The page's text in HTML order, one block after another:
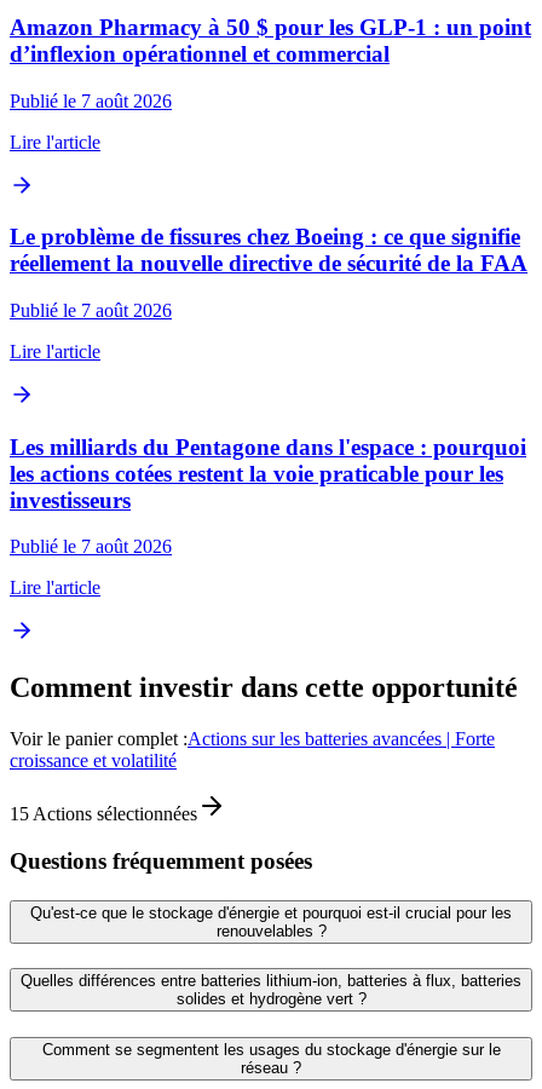
Amazon Pharmacy à 50 $ pour les GLP‑1 : un point
d’inflexion opérationnel et commercial
Publié le 7 août 2026
Lire l'article
Le problème de fissures chez Boeing : ce que signifie
réellement la nouvelle directive de sécurité de la FAA
Publié le 7 août 2026
Lire l'article
Les milliards du Pentagone dans l'espace : pourquoi
les actions cotées restent la voie praticable pour les
investisseurs
Publié le 7 août 2026
Lire l'article
Comment investir dans cette opportunité
Voir le panier complet :Actions sur les batteries avancées | Forte
croissance et volatilité
15 Actions sélectionnées
Questions fréquemment posées
Qu'est-ce que le stockage d'énergie et pourquoi est-il crucial pour les
renouvelables ?
Quelles différences entre batteries lithium-ion, batteries à flux, batteries
solides et hydrogène vert ?
Comment se segmentent les usages du stockage d'énergie sur le
réseau ?